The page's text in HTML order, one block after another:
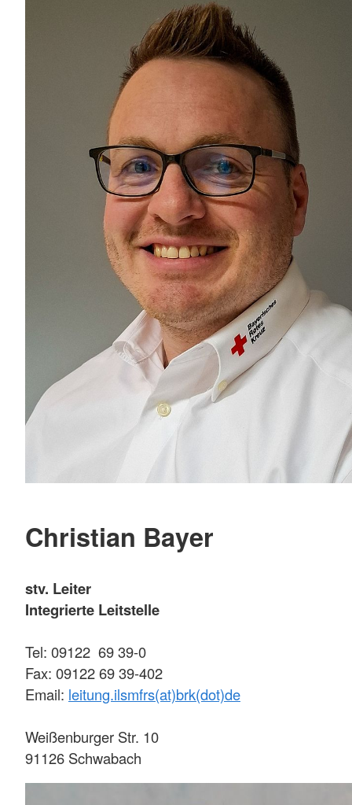
Christian Bayer
stv. Leiter
Integrierte Leitstelle
Tel: 09122 69 39-0
Fax: 09122 69 39-402
Email: leitung.ilsmfrs(at)brk(dot)de
Weißenburger Str. 10
91126 Schwabach